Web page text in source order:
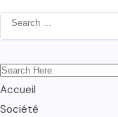
Accueil
Société